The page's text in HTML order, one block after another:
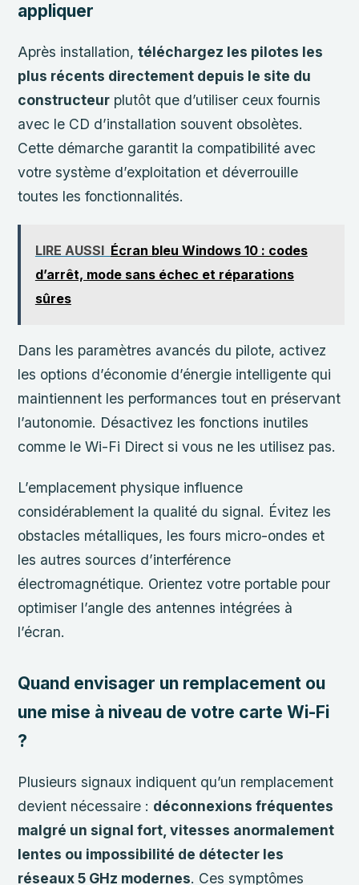
appliquer
Après installation,téléchargez les pilotes les
plus récents directement depuis le site du
constructeur plutôt que d’utiliser ceux fournis
avec le CD d’installation souvent obsolètes.
Cette démarche garantit la compatibilité avec
votre système d’exploitation et déverrouille
toutes les fonctionnalités.
LIRE AUSSI Écran bleu Windows 10 : codes
d’arrêt, mode sans échec et réparations
sûres
Dans les paramètres avancés du pilote, activez
les options d’économie d’énergie intelligente qui
maintiennent les performances tout en préservant
l’autonomie. Désactivez les fonctions inutiles
comme le Wi-Fi Direct si vous ne les utilisez pas.
L’emplacement physique influence
considérablement la qualité du signal. Évitez les
obstacles métalliques, les fours micro-ondes et
les autres sources d’interférence
électromagnétique. Orientez votre portable pour
optimiser l’angle des antennes intégrées à
l’écran.
Quand envisager un remplacement ou
une mise à niveau de votre carte Wi-Fi
?
Plusieurs signaux indiquent qu’un remplacement
devient nécessaire : déconnexions fréquentes
malgré un signal fort, vitesses anormalement
lentes ou impossibilité de détecter les
réseaux 5 GHz modernes. Ces symptômes